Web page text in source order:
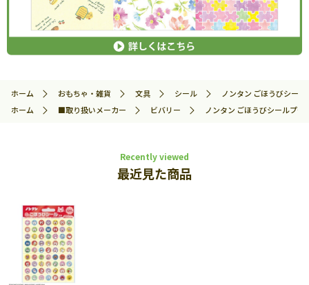
ホーム おもちゃ・雑貨 文具 シール
ノンタン ごほうびシー
ホーム
■取り扱いメーカー ビバリー ノンタン ごほうびシールプ
Recently viewed
最近見た商品